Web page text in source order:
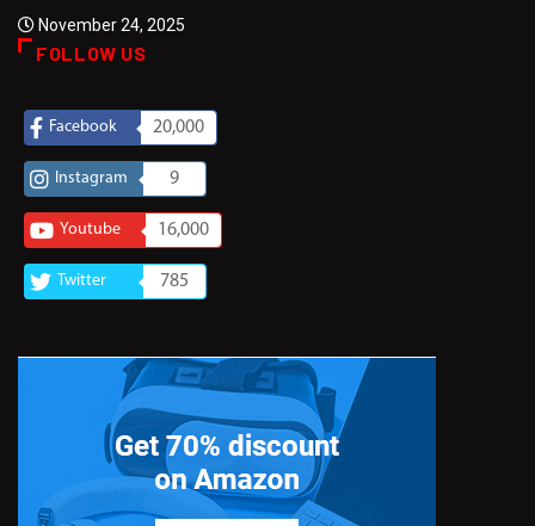
November 24, 2025
FOLLOW US
Facebook 20,000
Instagram 9
Youtube 16,000
Twitter 785